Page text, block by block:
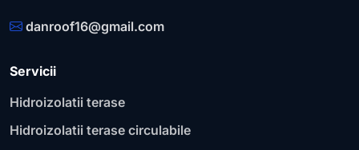
danroof16@gmail.com
Servicii
Hidroizolatii terase
Hidroizolatii terase circulabile